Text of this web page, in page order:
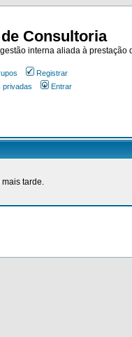
Consultoria
interna aliada à prestação
Registrar
privadas Entrar
tarde.